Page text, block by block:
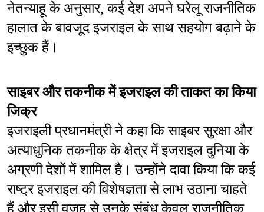
नेतन्याहू के अनुसार, कई देश अपने घरेलू राजनीतिक
हालात के बावजूद इजराइल के साथ सहयोग बढ़ाने के
इच्छुक हैं।
साइबर और तकनीक में इजराइल की ताकत का किया
जिक्र
इजराइली प्रधानमंत्री ने कहा कि साइबर सुरक्षा और
अत्याधुनिक तकनीक के क्षेत्र में इजराइल दुनिया के
अग्रणी देशों में शामिल है। उन्होंने दावा किया कि कई
राष्ट्र इजराइल की विशेषज्ञता से लाभ उठाना चाहते
हैं और इसी वजह से उनके संबंध केवल राजनीतिक